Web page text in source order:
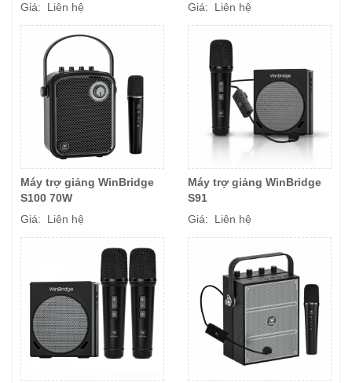
Giá: Liên hệ
Giá: Liên hệ
Máy trợ giảng WinBridge
S100 70W
Giá: Liên hệ
Máy trợ giảng WinBridge
S91
Giá: Liên hệ